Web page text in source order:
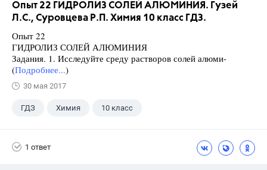
Опыт 22 ГИДРОЛИЗ СОЛЕЙ АЛЮМИНИЯ. Гузей
Л.С., Суровцева Р.П. Химия 10 класс ГДЗ.
Опыт 22
ГИДРОЛИЗ СОЛЕЙ АЛЮМИНИЯ
Задания. 1. Исследуйте среду растворов солей алюми-
(Подробнее...)
30 мая 2017
ГДЗ Химия 10 класс
1 ответ